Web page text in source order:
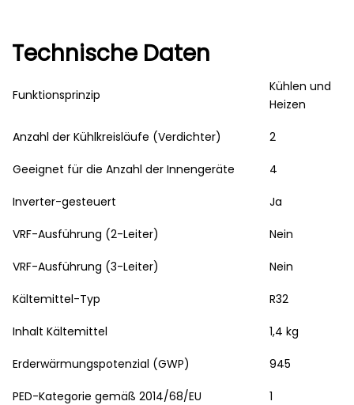
Technische Daten
Funktionsprinzip
Kühlen und
Heizen
Anzahl der Kühlkreisläufe (Verdichter) 2
Geeignet für die Anzahl der Innengeräte 4
Inverter-gesteuert Ja
VRF-Ausführung (2-Leiter) Nein
VRF-Ausführung (3-Leiter) Nein
Kältemittel-Typ R32
Inhalt Kältemittel 1,4 kg
Erderwärmungspotenzial (GWP) 945
PED-Kategorie gemäß 2014/68/EU 1